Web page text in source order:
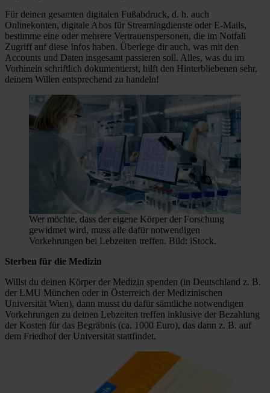
Für deinen gesamten digitalen Fußabdruck, d. h. auch
Onlinekonten, digitale Abos für Streamingdienste oder E-Mails,
bestimme eine oder mehrere Vertrauenspersonen, die im Notfall
Zugriff auf diese Infos haben. Überlege dir auch, was mit den
Accounts und Daten insgesamt passieren soll. Alles, was du im
Vorhinein schriftlich dokumentierst, hilft den Hinterbliebenen sehr,
deinem Willen entsprechend zu handeln!
Wer möchte, dass der eigene Körper der Forschung
gewidmet wird, muss alle dafür notwendigen
Vorkehrungen bei Lebzeiten treffen. Bild: iStock.
Sterben für die Medizin
Willst du deinen Körper der Medizin spenden (in Deutschland z. B.
der LMU München oder in Österreich der Medizinischen
Universität Wien), dann musst du dafür sämtliche notwendigen
Vorkehrungen zu deinen Lebzeiten treffen inklusive der Bezahlung
der Kosten für das Begräbnis (ca. 1000 Euro), das dann z. B. auf
dem Friedhof der Universität stattfindet.